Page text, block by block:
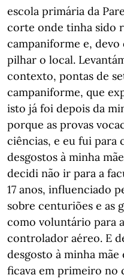
escola primária da
corte onde tinha sido
campaniforme e, devo
pilhar o local.
contexto, pontas de
campaniforme, que
isto já foi depois da
porque as provas
ciências, e eu fui para
desgostos à minha
decidi não ir para a
17 anos, influenciado
sobre centuriões e as
como voluntário para
controlador aéreo. E
desgosto à minha
ficava em primeiro no